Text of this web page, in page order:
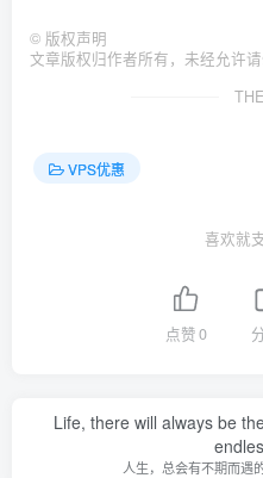
© 版权声明
文章版权归作者所有，未经允许请
VPS优惠
喜欢就
点赞0
Life, there will always be
人生，总会有不期而遇